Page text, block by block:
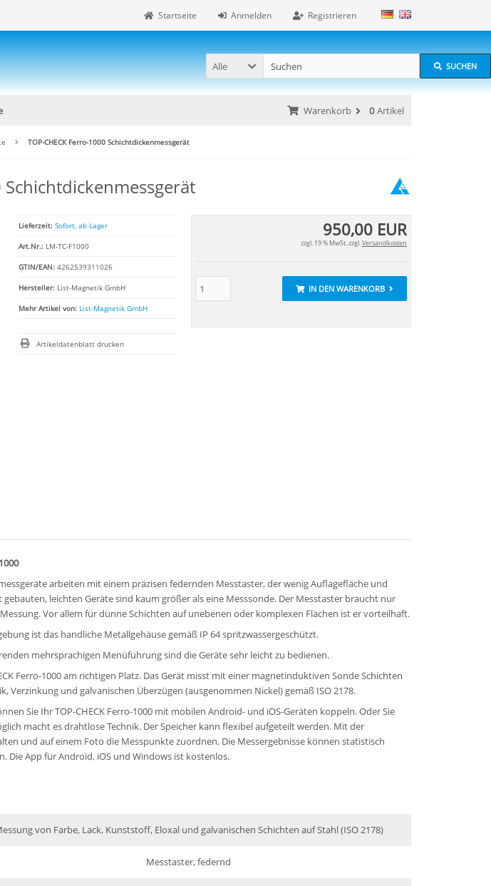
Registrieren
Anmelden
Startseite
Alle SUCHEN
Warenkorb 0 Artikel
TOP-CHECK Ferro-1000 Schichtdickenmessgerät
Schichtdickenmessgerät
950,00 EUR
zzgl. 19 % MwSt. zzgl.Versandkosten
IN DEN WARENKORB
Lieferzeit: Sofort, ab Lager
Art.Nr.: LM-TC-F1000
GTIN/EAN: 4262539311026
Hersteller: List-Magnetik GmbH
Mehr Artikel von: List-Magnetik GmbH
Artikeldatenblatt drucken
arbeiten mit einem präzisen federnden Messtaster, der wenig Auflagefläche und
leichten Geräte sind kaum größer als eine Messsonde. Der Messtaster braucht nur
Vor allem für dünne Schichten auf unebenen oder komplexen Flächen ist er vorteilhaft.
ist das handliche Metallgehäuse gemäß IP 64 spritzwassergeschützt.
mehrsprachigen Menüführung sind die Geräte sehr leicht zu bedienen.
Ferro-1000 am richtigen Platz. Das Gerät misst mit einer magnetinduktiven Sonde Schichten
Verzinkung und galvanischen Überzügen (ausgenommen Nickel) gemäß ISO 2178.
Sie Ihr TOP-CHECK Ferro-1000 mit mobilen Android- und iOS-Geräten koppeln. Oder Sie
macht es drahtlose Technik. Der Speicher kann flexibel aufgeteilt werden. Mit der
und auf einem Foto die Messpunkte zuordnen. Die Messergebnisse können statistisch
Die App für Android, iOS und Windows ist kostenlos.
von Farbe, Lack, Kunststoff, Eloxal und galvanischen Schichten auf Stahl (ISO 2178)
Messtaster, federnd